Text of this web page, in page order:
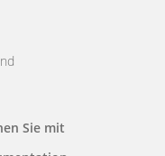
Sie mit